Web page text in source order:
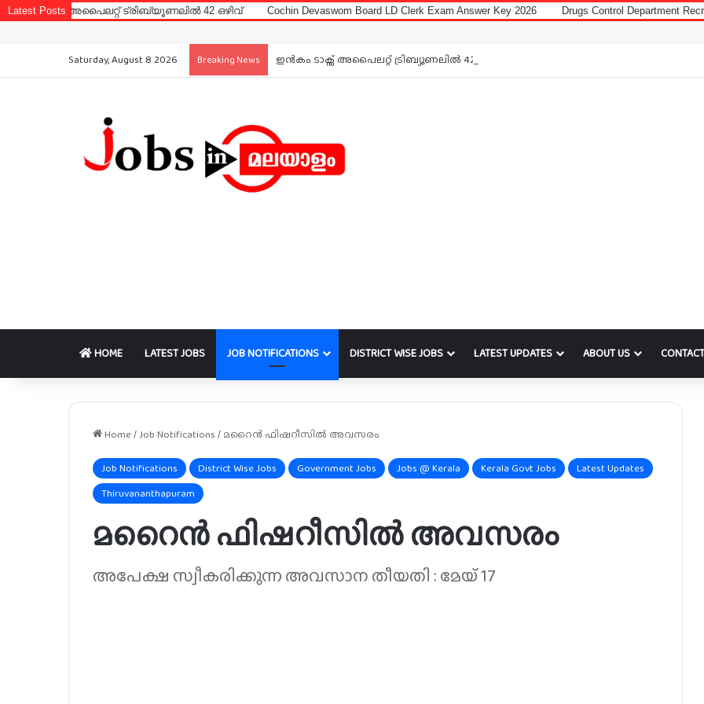
Latest Postsട്രിബ്യൂണലിൽ 42 ഒഴിവ് Cochin Devaswom Board LD Clerk Exam Answer Key 2026 Drugs Control Department Recruitment 2026 for
Saturday, August 8 2026
Breaking News ഇൻകം ടാക്സ് അപൈലറ്റ് ട്രിബ്യൂണലിൽ 42 ഒഴിവ്
HOME LATEST JOBS JOB NOTIFICATIONS DISTRICT WISE JOBS LATEST UPDATES ABOUT US
Home/Job Notifications / മറൈൻ ഫിഷറീസിൽ അവസരം
Job Notifications District Wise Jobs Government Jobs Jobs @ Kerala Kerala Govt Jobs
Latest Updates
Thiruvananthapuram
മറൈൻ ഫിഷറീസിൽ അവസരം
അപേക്ഷ സ്വീകരിക്കുന്ന അവസാന തീയതി : മേയ് 17